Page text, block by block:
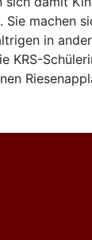
machen
in
KRS-